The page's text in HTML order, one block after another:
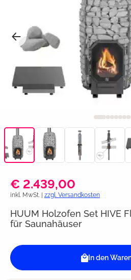
€ 2.439,00
inkl. MwSt. | zzgl. Versandkosten
HUUM Holzofen Set HIVE
für Saunahäuser
In den